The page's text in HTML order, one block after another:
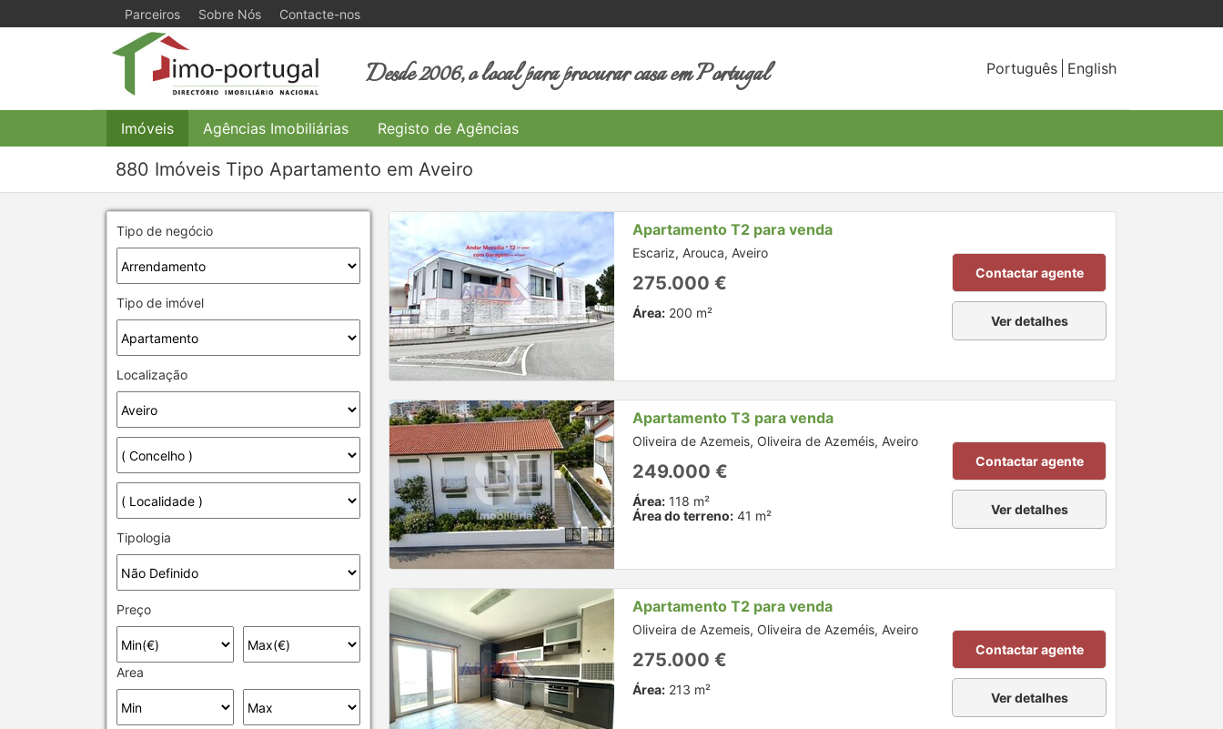
Parceiros Sobre Nós Contacte-nos
Desde 2006, o local para procurar casa em Portugal Português English
Imóveis Agências Imobiliárias Registo de Agências
880 Imóveis Tipo Apartamento em Aveiro
Tipo de negócio
Tipo de imóvel
Localização
Tipologia
Preço
Area
Apartamento T2 para venda
Escariz, Arouca, Aveiro
275.000 €
Área: 200 m²
Contactar agente
Ver detalhes
Apartamento T3 para venda
Oliveira de Azemeis, Oliveira de Azeméis, Aveiro
249.000 €
Área: 118 m²
Área do terreno: 41 m²
Contactar agente
Ver detalhes
Apartamento T2 para venda
Oliveira de Azemeis, Oliveira de Azeméis, Aveiro
275.000 €
Área: 213 m²
Contactar agente
Ver detalhes